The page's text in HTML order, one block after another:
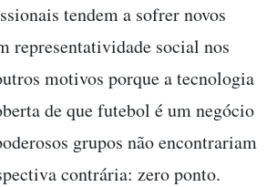
tendem a sofrer novos
representatividade social nos
motivos porque a tecnologia
de que futebol é um negócio
grupos não encontrariam
contrária: zero ponto.